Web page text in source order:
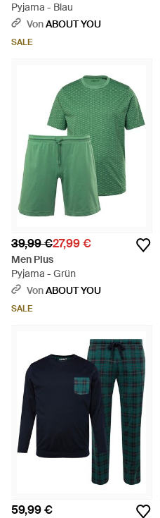
Pyjama - Blau
VonABOUT YOU
SALE
39,99 €27,99 €
Men Plus
Pyjama - Grün
VonABOUT YOU
SALE
59,99 €